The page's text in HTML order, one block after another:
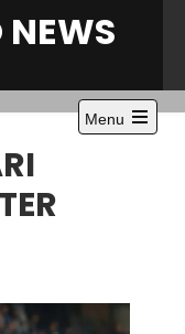
Menu
Open